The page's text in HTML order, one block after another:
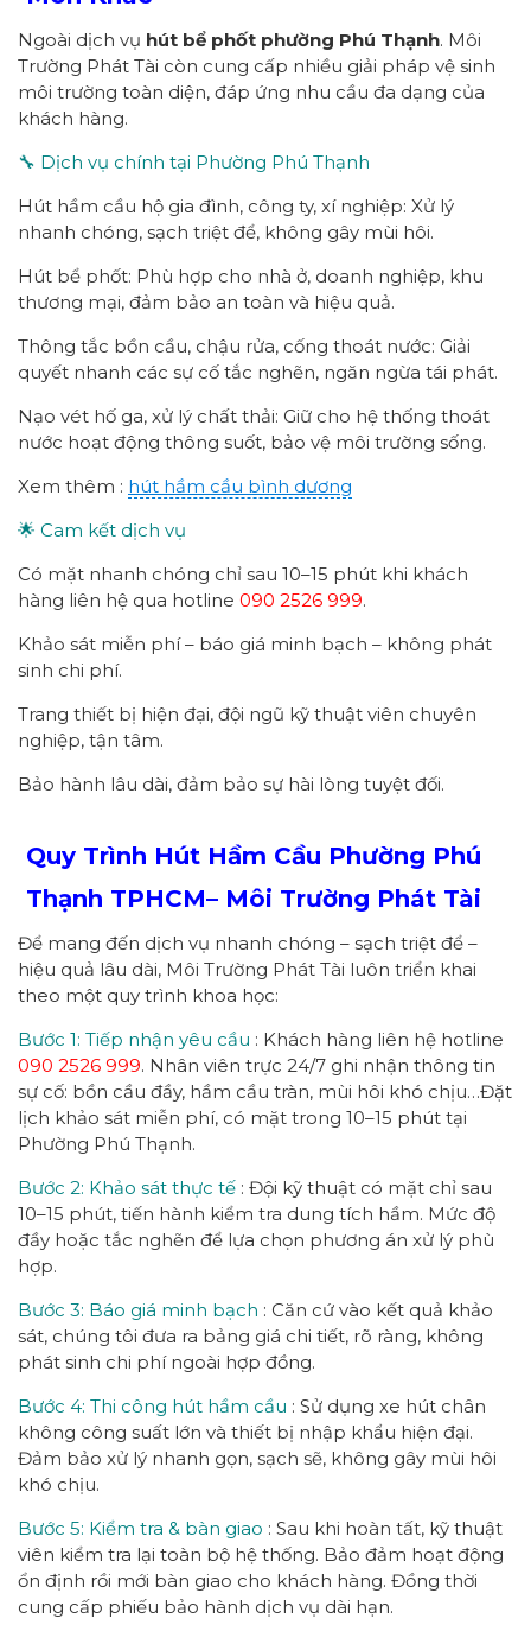
Ngoài dịch vụ hút bể phốt phường Phú Thạnh. Môi
Trường Phát Tài còn cung cấp nhiều giải pháp vệ sinh
môi trường toàn diện, đáp ứng nhu cầu đa dạng của
khách hàng.
🔧 Dịch vụ chính tại Phường Phú Thạnh
Hút hầm cầu hộ gia đình, công ty, xí nghiệp: Xử lý
nhanh chóng, sạch triệt để, không gây mùi hôi.
Hút bể phốt: Phù hợp cho nhà ở, doanh nghiệp, khu
thương mại, đảm bảo an toàn và hiệu quả.
Thông tắc bồn cầu, chậu rửa, cống thoát nước: Giải
quyết nhanh các sự cố tắc nghẽn, ngăn ngừa tái phát.
Nạo vét hố ga, xử lý chất thải: Giữ cho hệ thống thoát
nước hoạt động thông suốt, bảo vệ môi trường sống.
Xem thêm : hút hầm cầu bình dương
🌟 Cam kết dịch vụ
Có mặt nhanh chóng chỉ sau 10–15 phút khi khách
hàng liên hệ qua hotline 090 2526 999.
Khảo sát miễn phí – báo giá minh bạch – không phát
sinh chi phí.
Trang thiết bị hiện đại, đội ngũ kỹ thuật viên chuyên
nghiệp, tận tâm.
Bảo hành lâu dài, đảm bảo sự hài lòng tuyệt đối.
Quy Trình Hút Hầm Cầu Phường Phú
Thạnh TPHCM– Môi Trường Phát Tài
Để mang đến dịch vụ nhanh chóng – sạch triệt để –
hiệu quả lâu dài, Môi Trường Phát Tài luôn triển khai
theo một quy trình khoa học:
Bước 1: Tiếp nhận yêu cầu : Khách hàng liên hệ hotline
090 2526 999. Nhân viên trực 24/7 ghi nhận thông tin
sự cố: bồn cầu đầy, hầm cầu tràn, mùi hôi khó chịu…Đặt
lịch khảo sát miễn phí, có mặt trong 10–15 phút tại
Phường Phú Thạnh.
Bước 2: Khảo sát thực tế : Đội kỹ thuật có mặt chỉ sau
10–15 phút, tiến hành kiểm tra dung tích hầm. Mức độ
đầy hoặc tắc nghẽn để lựa chọn phương án xử lý phù
hợp.
Bước 3: Báo giá minh bạch : Căn cứ vào kết quả khảo
sát, chúng tôi đưa ra bảng giá chi tiết, rõ ràng, không
phát sinh chi phí ngoài hợp đồng.
Bước 4: Thi công hút hầm cầu : Sử dụng xe hút chân
không công suất lớn và thiết bị nhập khẩu hiện đại.
Đảm bảo xử lý nhanh gọn, sạch sẽ, không gây mùi hôi
khó chịu.
Bước 5: Kiểm tra & bàn giao : Sau khi hoàn tất, kỹ thuật
viên kiểm tra lại toàn bộ hệ thống. Bảo đảm hoạt động
ổn định rồi mới bàn giao cho khách hàng. Đồng thời
cung cấp phiếu bảo hành dịch vụ dài hạn.